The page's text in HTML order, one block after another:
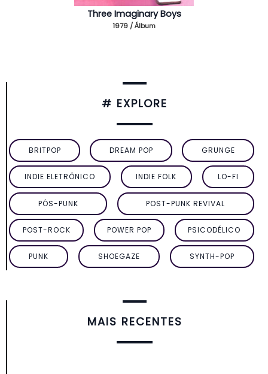
Three Imaginary Boys
1979 / Álbum
# EXPLORE
BRITPOP DREAM POP GRUNGE
INDIE ELETRÔNICO INDIE FOLK LO-FI
PÓS-PUNK POST-PUNK REVIVAL
POST-ROCK POWER POP PSICODÉLICO
PUNK SHOEGAZE SYNTH-POP
MAIS RECENTES